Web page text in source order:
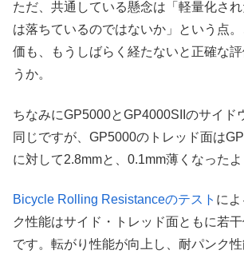
ただ、共通している懸念は「軽量化さ
は落ちているのではないか」という点
価も、もうしばらく経たないと正確な
うか。
ちなみにGP5000とGP4000SIIのサイド
同じですが、GP5000のトレッド面は
に対して2.8mmと、0.1mm薄くなった
Bicycle Rolling Resistanceのテスト に
ク性能はサイド・トレッド面ともに若
です。転がり性能が向上し、耐パンク性